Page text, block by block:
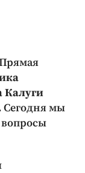
Калуги
Сегодня мы